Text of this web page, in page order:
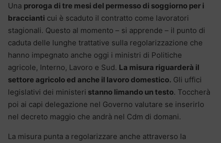
Una proroga di tre mesi del permesso di soggiorno per i
braccianti cui è scaduto il contratto come lavoratori
stagionali. Questo al momento – si apprende – il punto di
caduta delle lunghe trattative sulla regolarizzazione che
hanno impegnato anche oggi i ministri di Politiche
agricole, Interno, Lavoro e Sud. La misura riguarderà il
settore agricolo ed anche il lavoro domestico. Gli uffici
legislativi dei ministeri stanno limando un testo. Toccherà
poi ai capi delegazione nel Governo valutare se inserirlo
nel decreto maggio che andrà nel Cdm di domani.
La misura punta a regolarizzare anche attraverso la